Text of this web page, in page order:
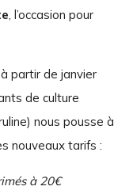
, l’occasion pour
à partir de janvier
de culture
nous pousse à
nouveaux tarifs :
à 20€